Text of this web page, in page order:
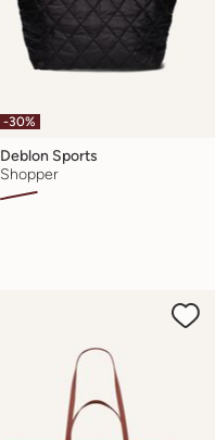
-30%
Deblon Sports
Shopper